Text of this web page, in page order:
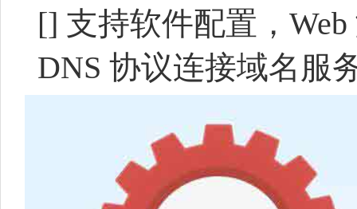
[] 支持软件配置，
DNS 协议连接域名服